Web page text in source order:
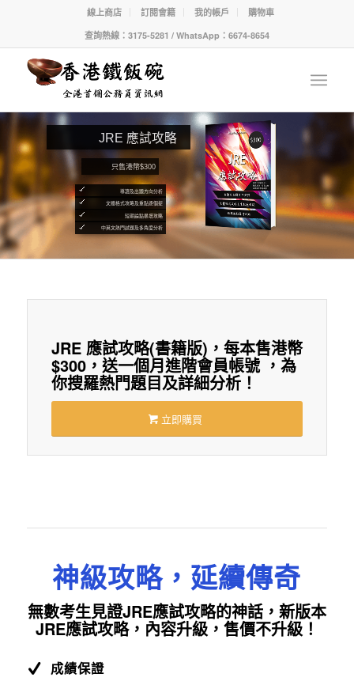
線上商店 訂閱會籍 我的帳戶
購物車
查詢熱線：3175-5281 / WhatsApp：6674-8654
導讀及出題方向分析
短期論點暴增攻略
JRE 應試攻略
只售港幣$300
文體格式攻略及重點逐個捉
中英文熱門試題及多角度分析
JRE 應試攻略(書籍版)，每本售港幣
$300，送一個月進階會員帳號 ，為
你搜羅熱門題目及詳細分析！
立即購買
神級攻略，延續傳奇
無數考生見證JRE應試攻略的神話，新版本
JRE應試攻略，內容升級，售價不升級！
成績保證